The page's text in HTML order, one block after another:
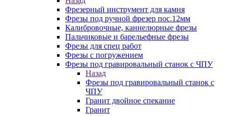
Фрезерный инструмент для камня
Фрезы под ручной фрезер пос.12мм
Калибровочные, каннелюрные фрезы
Пальчиковые и барельефные фрезы
Фрезы для спец работ
Фрезы с погружением
Фрезы под гравировальный станок с ЧПУ
Назад
Фрезы под гравировальный станок с
ЧПУ
Гранит двойное спекание
Гранит